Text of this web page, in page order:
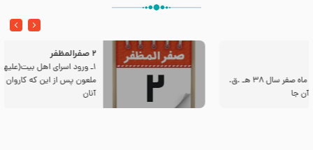
1ـ ورود اسراى اهل بیت‌(علیهم السلام) به مجلس یزید
ملعون پس از این كه كاروان اسیران وارد شام شدند،
آنان